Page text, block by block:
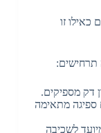
כאילו זו
תרחישים:
דק מספיקים.
ספיגה מתאימה
לשכיבה